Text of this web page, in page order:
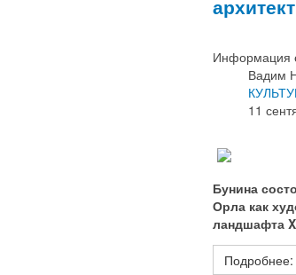
Информация
Вадим
11
Бунина
Орла как
ландшафта
Подробнее: